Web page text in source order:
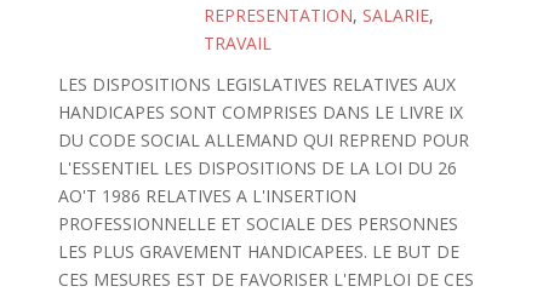
REPRESENTATION, SALARIE,
TRAVAIL
LES DISPOSITIONS LEGISLATIVES RELATIVES AUX
HANDICAPES SONT COMPRISES DANS LE LIVRE IX
DU CODE SOCIAL ALLEMAND QUI REPREND POUR
L'ESSENTIEL LES DISPOSITIONS DE LA LOI DU 26
AO'T 1986 RELATIVES A L'INSERTION
PROFESSIONNELLE ET SOCIALE DES PERSONNES
LES PLUS GRAVEMENT HANDICAPEES. LE BUT DE
CES MESURES EST DE FAVORISER L'EMPLOI DE CES